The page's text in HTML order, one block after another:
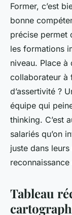
Former, c’est
bonne
précise permet
les formations
niveau. Place
collaborateur à
d’assertivité ?
équipe qui
thinking. C’est
salariés qu’on
juste dans
Tableau